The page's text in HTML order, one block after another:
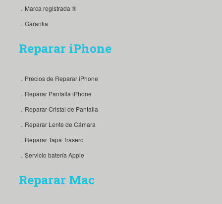
．Marca registrada ®
．Garantia
Reparar iPhone
．Precios de Reparar iPhone
．Reparar Pantalla iPhone
．Reparar Cristal de Pantalla
．Reparar Lente de Cámara
．Reparar Tapa Trasero
．Servicio batería Apple
Reparar Mac